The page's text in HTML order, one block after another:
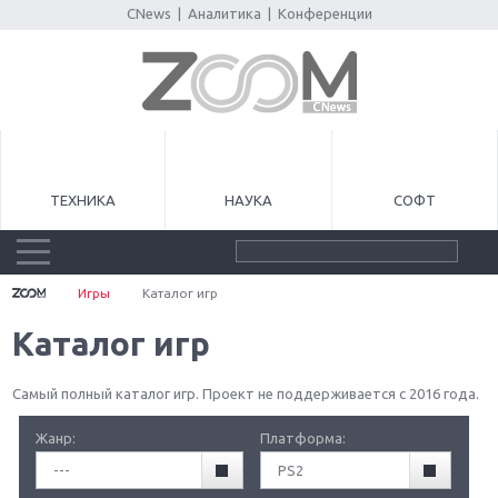
CNews Аналитика Конференции
ТЕХНИКА НАУКА СОФТ
Игры Каталог игр
Каталог игр
Самый полный каталог игр. Проект не поддерживается с 2016 года.
Жанр:
---
Платформа:
PS2